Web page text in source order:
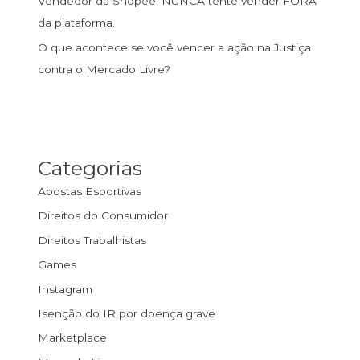
da plataforma.
O que acontece se você vencer a ação na Justiça
contra o Mercado Livre?
Categorias
Apostas Esportivas
Direitos do Consumidor
Direitos Trabalhistas
Games
Instagram
Isenção do IR por doença grave
Marketplace